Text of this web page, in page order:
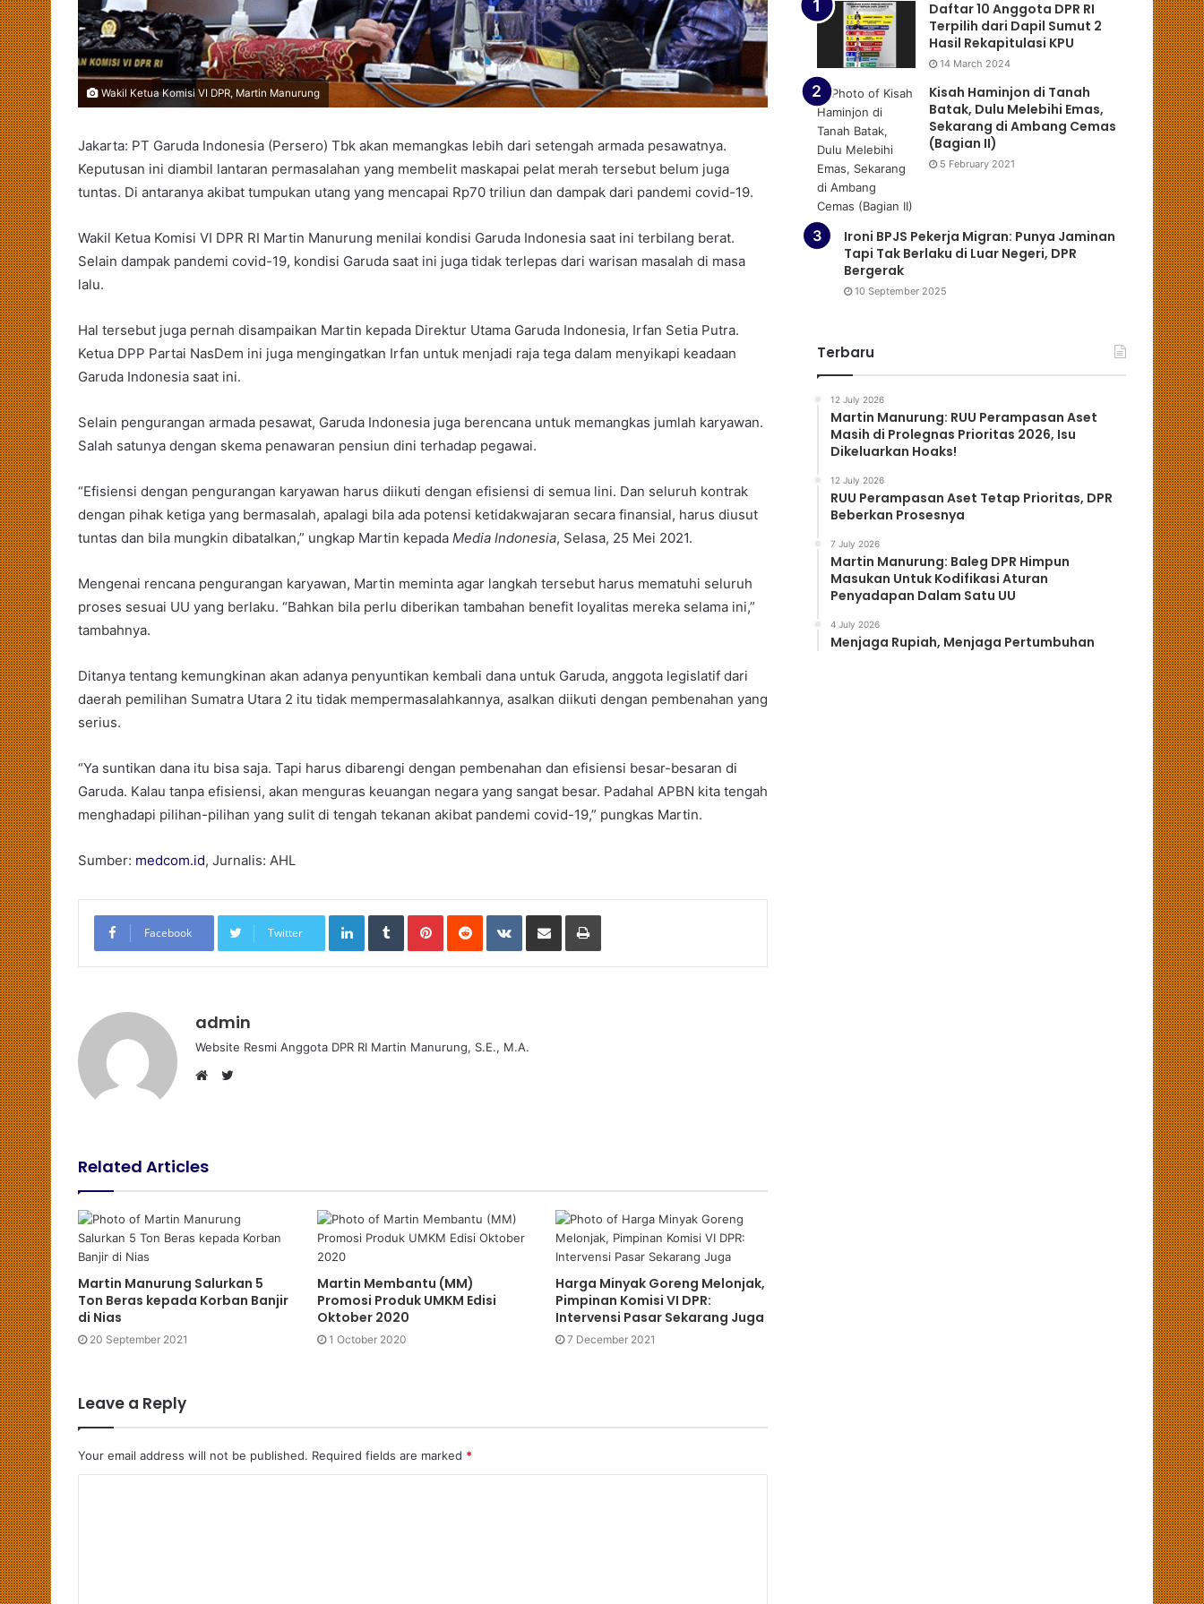
Wakil Ketua Komisi VI DPR, Martin Manurung
Jakarta: PT Garuda Indonesia (Persero) Tbk akan memangkas lebih dari setengah armada pesawatnya.
Keputusan ini diambil lantaran permasalahan yang membelit maskapai pelat merah tersebut belum juga
tuntas. Di antaranya akibat tumpukan utang yang mencapai Rp70 triliun dan dampak dari pandemi covid-19.
Wakil Ketua Komisi VI DPR RI Martin Manurung menilai kondisi Garuda Indonesia saat ini terbilang berat.
Selain dampak pandemi covid-19, kondisi Garuda saat ini juga tidak terlepas dari warisan masalah di masa
lalu.
Hal tersebut juga pernah disampaikan Martin kepada Direktur Utama Garuda Indonesia, Irfan Setia Putra.
Ketua DPP Partai NasDem ini juga mengingatkan Irfan untuk menjadi raja tega dalam menyikapi keadaan
Garuda Indonesia saat ini.
Selain pengurangan armada pesawat, Garuda Indonesia juga berencana untuk memangkas jumlah karyawan.
Salah satunya dengan skema penawaran pensiun dini terhadap pegawai.
“Efisiensi dengan pengurangan karyawan harus diikuti dengan efisiensi di semua lini. Dan seluruh kontrak
dengan pihak ketiga yang bermasalah, apalagi bila ada potensi ketidakwajaran secara finansial, harus diusut
tuntas dan bila mungkin dibatalkan,” ungkap Martin kepada Media Indonesia, Selasa, 25 Mei 2021.
Mengenai rencana pengurangan karyawan, Martin meminta agar langkah tersebut harus mematuhi seluruh
proses sesuai UU yang berlaku. “Bahkan bila perlu diberikan tambahan benefit loyalitas mereka selama ini,”
tambahnya.
Ditanya tentang kemungkinan akan adanya penyuntikan kembali dana untuk Garuda, anggota legislatif dari
daerah pemilihan Sumatra Utara 2 itu tidak mempermasalahkannya, asalkan diikuti dengan pembenahan yang
serius.
“Ya suntikan dana itu bisa saja. Tapi harus dibarengi dengan pembenahan dan efisiensi besar-besaran di
Garuda. Kalau tanpa efisiensi, akan menguras keuangan negara yang sangat besar. Padahal APBN kita tengah
menghadapi pilihan-pilihan yang sulit di tengah tekanan akibat pandemi covid-19,” pungkas Martin.
Sumber: medcom.id, Jurnalis: AHL
Facebook Twitter
LinkedIn Tumblr Pinterest Reddit VKontakte
admin
Website Resmi Anggota DPR RI Martin Manurung, S.E., M.A.
i
t
e
r
Related Articles
Martin Manurung Salurkan 5
Ton Beras kepada Korban Banjir
di Nias
20 September 2021
Martin Membantu (MM)
Promosi Produk UMKM Edisi
Oktober 2020
1 October 2020
Harga Minyak Goreng Melonjak,
Pimpinan Komisi VI DPR:
Intervensi Pasar Sekarang Juga
7 December 2021
Leave a Reply
Your email address will not be published. Required fields are marked *
Daftar 10 Anggota DPR RI
Terpilih dari Dapil Sumut 2
Hasil Rekapitulasi KPU
14 March 2024
Kisah Haminjon di Tanah
Batak, Dulu Melebihi Emas,
Sekarang di Ambang Cemas
(Bagian II)
5 February 2021
Ironi BPJS Pekerja Migran: Punya Jaminan
Tapi Tak Berlaku di Luar Negeri, DPR
Bergerak
10 September 2025
Terbaru
12 July 2026
Martin Manurung: RUU Perampasan Aset
Masih di Prolegnas Prioritas 2026, Isu
Dikeluarkan Hoaks!
12 July 2026
RUU Perampasan Aset Tetap Prioritas, DPR
Beberkan Prosesnya
7 July 2026
Martin Manurung: Baleg DPR Himpun
Masukan Untuk Kodifikasi Aturan
Penyadapan Dalam Satu UU
4 July 2026
Menjaga Rupiah, Menjaga Pertumbuhan